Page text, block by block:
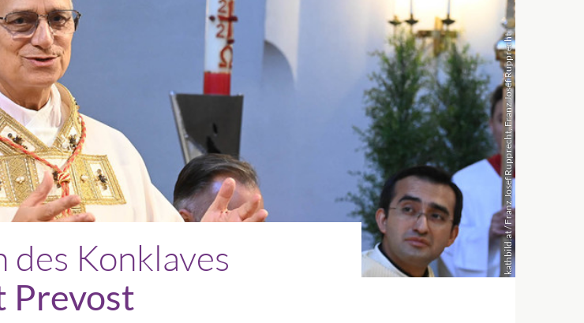
kathbild.at / Franz Josef Rupprecht, Franz Josef Rupprecht
Konklaves
Prevost